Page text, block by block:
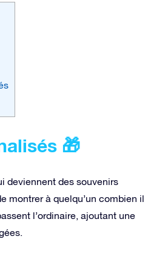
🎁
deviennent des souvenirs
montrer à quelqu’un combien il
l’ordinaire, ajoutant une